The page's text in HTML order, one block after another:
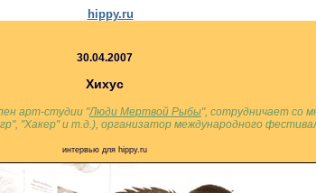
hippy.ru
30.04.2007
Хихуc
арт-студии "Люди Мертвой Рыбы", сотрудничает со
"Хакер" и т.д.), организатор международного
интервью для hippy.ru